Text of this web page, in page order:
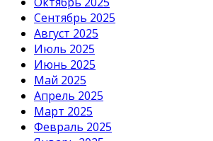
Сентябрь 2025
Август 2025
Июль 2025
Июнь 2025
Май 2025
Апрель 2025
Март 2025
Февраль 2025